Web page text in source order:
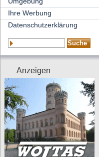
Ihre Werbung
Datenschutzerklärung
Anzeigen